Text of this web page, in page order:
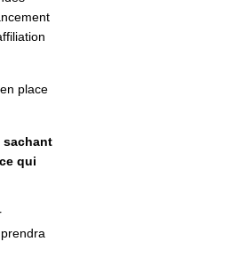
place
sachant
qui